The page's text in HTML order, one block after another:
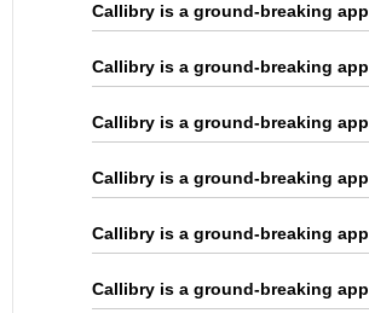
Callibry is a ground-breaking app
Callibry is a ground-breaking app
Callibry is a ground-breaking app
Callibry is a ground-breaking app
Callibry is a ground-breaking app
Callibry is a ground-breaking app